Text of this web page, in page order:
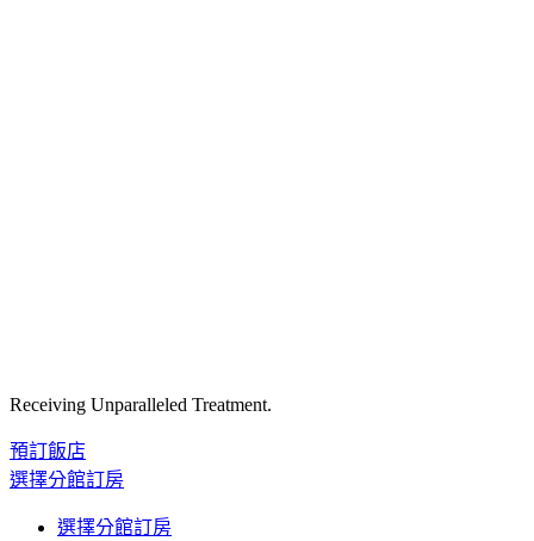
Receiving Unparalleled Treatment.
預訂飯店
選擇分館訂房
選擇分館訂房